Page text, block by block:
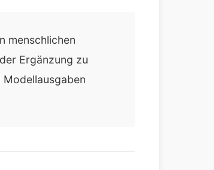
menschlichen
Ergänzung zu